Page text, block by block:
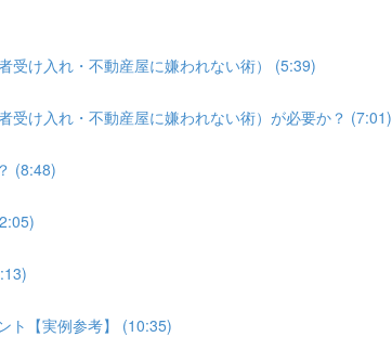
け入れ・不動産屋に嫌われない術） (5:39)
け入れ・不動産屋に嫌われない術）が必要か？ (7:01)
(8:48)
ト【実例参考】 (10:35)